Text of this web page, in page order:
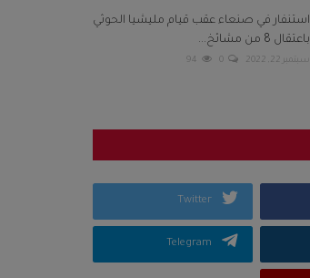
استنفار في صنعاء عقب قيام مليشيا الحوثي
باعتقال 8 من مشائخ...
سبتمبر 22, 2022 0
94
Twitter
Telegram